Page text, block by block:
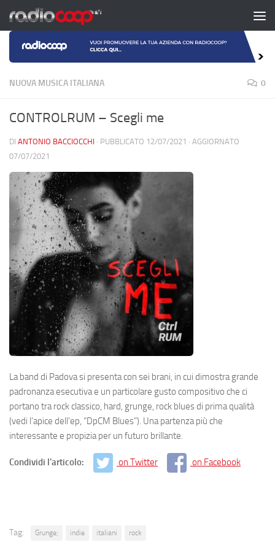
Salta al contenuto
NUOVA MUSICA ITALIANA 0
CONTROLRUM – Scegli me
DI ANTONIO BACCIOCCHI · PUBBLICATO 12/07/2021 · AGGIORNATO
07/07/2021
La band di Padova si presenta con sei brani, in cui dimostra grande
padronanza esecutiva e un particolare gusto compositivo che ci
portano tra rock classico, hard, grunge, rock blues di prima qualità
(vedi l’apice dell’ep, “DpCM Blues”). Una partenza più che
interessante e propizia per un futuro brillante.
Condividi l'articolo: on Twitter on Facebook
Tag: Grunge; indie italiani rock